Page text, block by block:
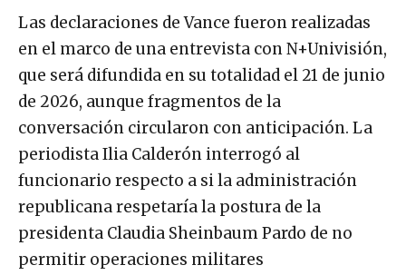
Las declaraciones de Vance fueron realizadas
en el marco de una entrevista con N+Univisión,
que será difundida en su totalidad el 21 de junio
de 2026, aunque fragmentos de la
conversación circularon con anticipación. La
periodista Ilia Calderón interrogó al
funcionario respecto a si la administración
republicana respetaría la postura de la
presidenta Claudia Sheinbaum Pardo de no
permitir operaciones militares